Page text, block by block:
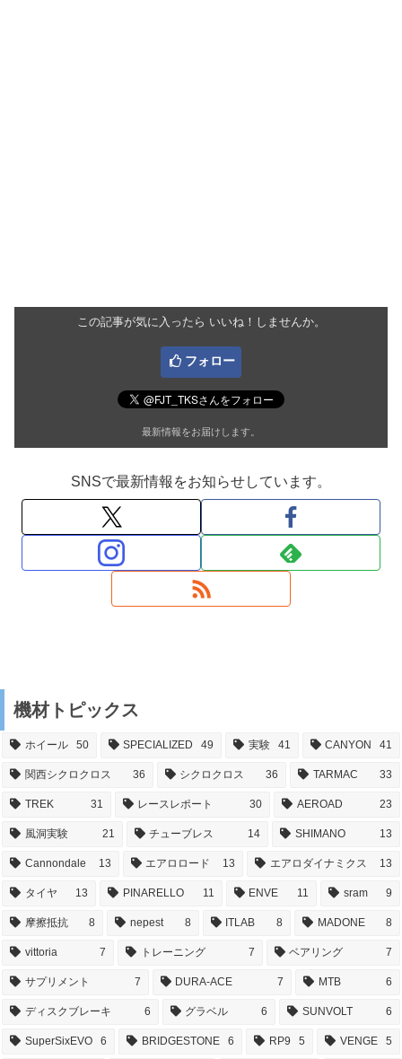
この記事が気に入ったら いいね！しませんか。
フォロー
最新情報をお届けします。
SNSで最新情報をお知らせしています。
機材トピックス
ホイール 50 SPECIALIZED 49 実験 41 CANYON 41
関西シクロクロス 36 シクロクロス 36 TARMAC 33
TREK 31 レースレポート 30 AEROAD 23
風洞実験 21 チューブレス 14 SHIMANO 13
Cannondale 13 エアロロード 13 エアロダイナミクス 13
タイヤ 13 PINARELLO 11 ENVE 11 sram 9
摩擦抵抗 8 nepest 8 ITLAB 8 MADONE 8
vittoria 7 トレーニング 7 ベアリング 7
サプリメント 7 DURA-ACE 7 MTB 6
ディスクブレーキ 6 グラベル 6 SUNVOLT 6
SuperSixEVO 6 BRIDGESTONE 6 RP9 5 VENGE 5